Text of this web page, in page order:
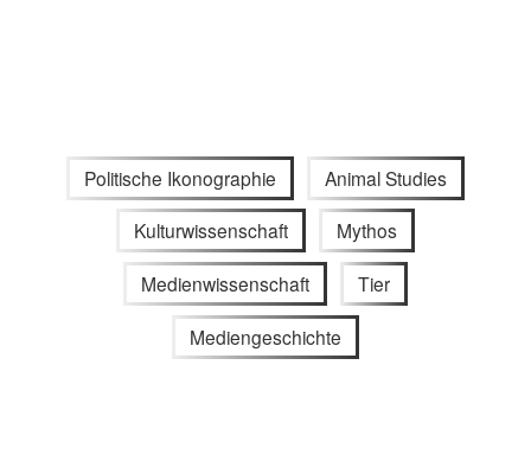
Politische Ikonographie Animal Studies
Kulturwissenschaft Mythos
Medienwissenschaft Tier
Mediengeschichte